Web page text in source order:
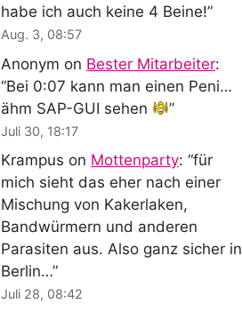
habe ich auch keine 4 Beine!”
Aug. 3, 08:57
Anonym on Bester Mitarbeiter:
“Bei 0:07 kann man einen Peni…
ähm SAP-GUI sehen
”
Juli 30, 18:17
Krampus on Mottenparty: “für
mich sieht das eher nach einer
Mischung von Kakerlaken,
Bandwürmern und anderen
Parasiten aus. Also ganz sicher in
Berlin…”
Juli 28, 08:42